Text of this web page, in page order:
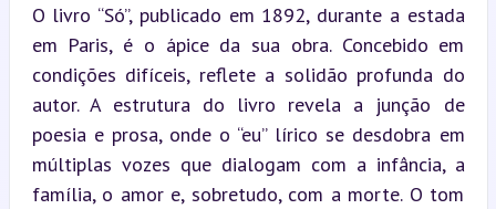
O livro “Só”, publicado em 1892, durante a estada
em Paris, é o ápice da sua obra. Concebido em
condições difíceis, reflete a solidão profunda do
autor. A estrutura do livro revela a junção de
poesia e prosa, onde o “eu” lírico se desdobra em
múltiplas vozes que dialogam com a infância, a
família, o amor e, sobretudo, com a morte. O tom